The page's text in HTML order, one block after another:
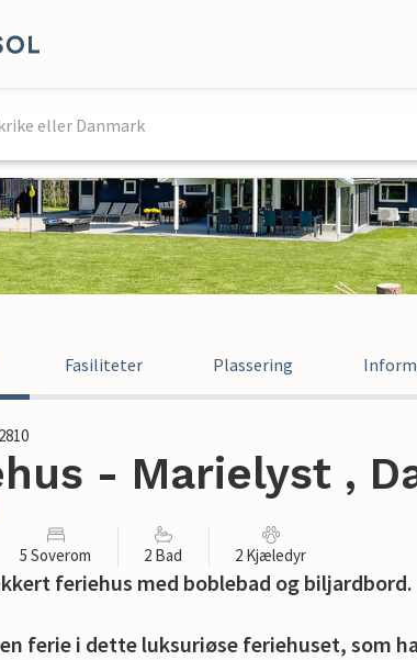
Fasiliteter Plassering
- Marielyst ,
5 Soverom 2 Bad 2 Kjæledyr
feriehus med boblebad og biljardbord.
ferie i dette luksuriøse feriehuset, som